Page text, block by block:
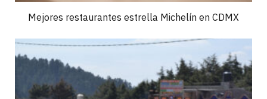
Mejores restaurantes estrella Michelín en CDMX